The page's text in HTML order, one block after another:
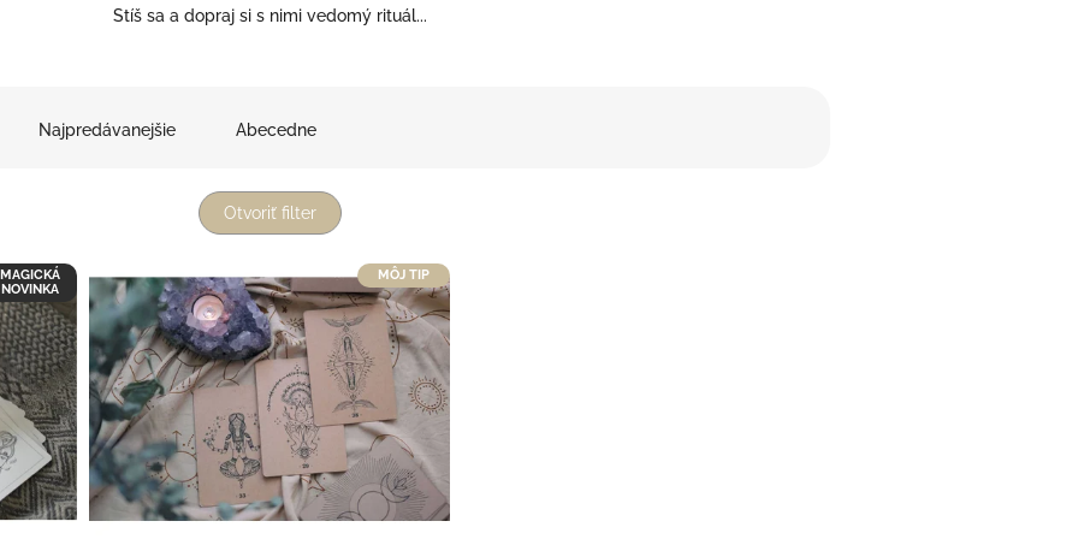
Stíš sa a dopraj si s nimi vedomý rituál...
Najpredávanejšie Abecedne
Otvoriť filter
MAGICKÁ
NOVINKA
MÔJ TIP